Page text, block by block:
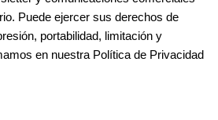
Puede ejercer sus derechos de
portabilidad, limitación y
en nuestra Política de Privacidad